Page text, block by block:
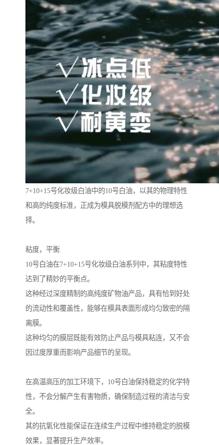
7+10+15号化妆级白油中的10号白油，以其的物理特性
和高的纯度标准，正成为模具脱模剂配方中的理想选
择。
粘度，平衡
10号白油在7+10+15号化妆级白油系列中，其粘度特性
达到了精妙的平衡点。
这种经过深度精制的高纯度矿物油产品，具有恰到好处
的流动性和覆盖性，能够在模具表面形成均匀致密的隔
离膜。
这种均匀的膜层既能有效防止产品与模具粘连，又不会
因过度厚重而影响产品细节的呈现。
在高温高压的加工环境下，10号白油保持稳定的化学特
性，不会分解产生有害物质，确保制造过程的清洁与安
全。
其的抗氧化性能保证在连续生产过程中维持稳定的脱模
效果，显著提升生产效率。